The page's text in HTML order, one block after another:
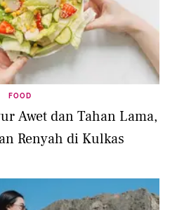
FOOD
Awet dan Tahan Lama,
Renyah di Kulkas